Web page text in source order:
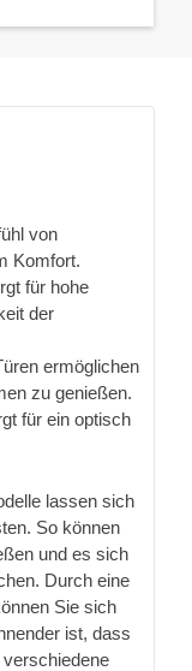
von
Komfort.
für hohe
der
ermöglichen
zu genießen.
für ein optisch
lassen sich
So können
und es sich
Durch eine
Sie sich
ist, dass